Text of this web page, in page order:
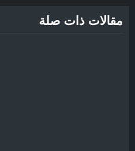
مقالات ذات صلة